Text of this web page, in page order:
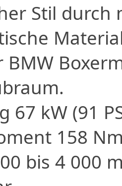
Stil durch
BMW
67 kW (91
158
bis 4 000